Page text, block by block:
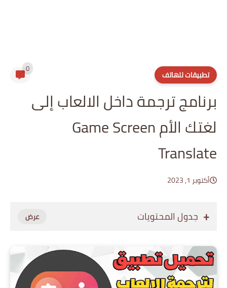
تطبيقات للهاتف 0
برنامج ترجمة داخل الالعاب إلى
لغتك الأم Game Screen
Translate
أكتوبر 1, 2023
جدول المحتويات